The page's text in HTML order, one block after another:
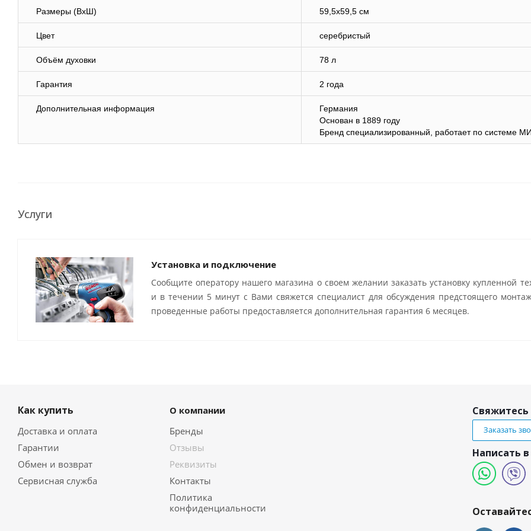
Размеры (ВхШ) 59,5х59,5 см
Цвет серебристый
Объём духовки 78 л
Гарантия 2 года
Дополнительная информация
Германия
Основан в 1889 году
Бренд специализированный, работает по системе
Услуги
Установка и подключение
Сообщите оператору нашего магазина о своем желании заказать установку купленной
и в течении 5 минут с Вами свяжется специалист для обсуждения предстоящего
проведенные работы предоставляется дополнительная гарантия 6 месяцев.
Как купить
Доставка и оплата
Гарантии
Обмен и возврат
Сервисная служба
О компании
Бренды
Отзывы
Реквизиты
Контакты
Политика
конфиденциальности
Свяжитесь
Заказать
Написать